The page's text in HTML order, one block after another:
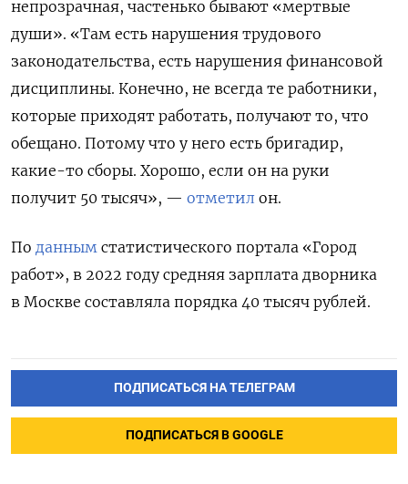
непрозрачная, частенько бывают «мертвые
души». «Там есть нарушения трудового
законодательства, есть нарушения финансовой
дисциплины. Конечно, не всегда те работники,
которые приходят работать, получают то, что
обещано. Потому что у него есть бригадир,
какие-то сборы. Хорошо, если он на руки
получит 50 тысяч», — отметил он.
По данным статистического портала «Город
работ», в 2022 году средняя зарплата дворника
в Москве составляла порядка 40 тысяч рублей.
ПОДПИСАТЬСЯ НА ТЕЛЕГРАМ
ПОДПИСАТЬСЯ В GOOGLE